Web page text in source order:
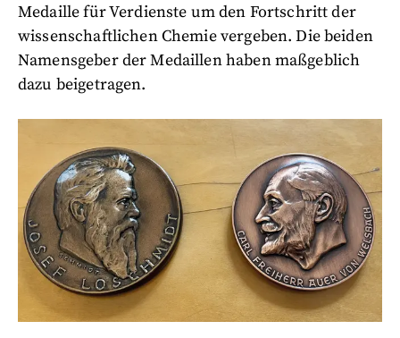
Medaille für Verdienste um den Fortschritt der
wissenschaftlichen Chemie vergeben. Die beiden
Namensgeber derMedaillen haben maßgeblich
dazu beigetragen.